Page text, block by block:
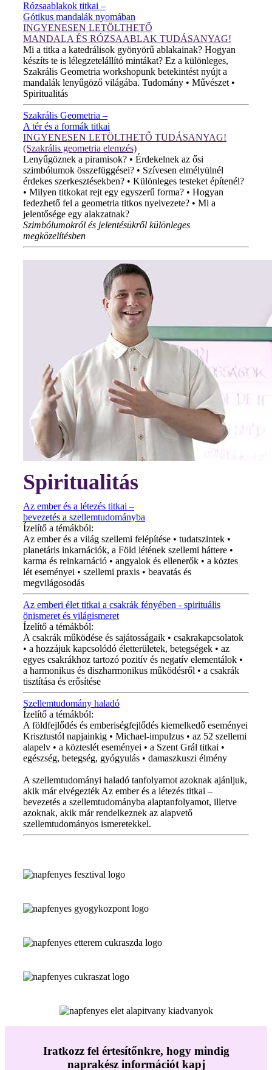
Rózsaablakok titkai –
Gótikus mandalák nyomában
INGYENESEN LETÖLTHETŐ
MANDALA ÉS RÓZSAABLAK TUDÁSANYAG!
Mi a titka a katedrálisok gyönyörű ablakainak? Hogyan
készíts te is lélegzetelállító mintákat? Ez a különleges,
Szakrális Geometria workshopunk betekintést nyújt a
mandalák lenyűgöző világába. Tudomány • Művészet •
Spiritualitás
Szakrális Geometria –
A tér és a formák titkai
INGYENESEN LETÖLTHETŐ TUDÁSANYAG!
(Szakrális geometria elemzés)
Lenyűgöznek a piramisok? • Érdekelnek az ősi
szimbólumok összefüggései? • Szívesen elmélyülnél
érdekes szerkesztésekben? • Különleges testeket építenél?
• Milyen titkokat rejt egy egyszerű forma? • Hogyan
fedezhető fel a geometria titkos nyelvezete? • Mi a
jelentősége egy alakzatnak?
Szimbólumokról és jelentésükről különleges
megközelítésben
Spiritualitás
Az ember és a létezés titkai –
bevezetés a szellemtudományba
Ízelítő a témákból:
Az ember és a világ szellemi felépítése • tudatszintek •
planetáris inkarnációk, a Föld létének szellemi háttere •
karma és reinkarnáció • angyalok és ellenerők • a köztes
lét eseményei • szellemi praxis • beavatás és
megvilágosodás
Az emberi élet titkai a csakrák fényében - spirituális
önismeret és világismeret
Ízelítő a témákból:
A csakrák működése és sajátosságaik • csakrakapcsolatok
• a hozzájuk kapcsolódó életterületek, betegségek • az
egyes csakrákhoz tartozó pozitív és negatív elementálok •
a harmonikus és diszharmonikus működésről • a csakrák
tisztítása és erősítése
Szellemtudomány haladó
Ízelítő a témákból:
A földfejlődés és emberiségfejlődés kiemelkedő eseményei
Krisztustól napjainkig • Michael-impulzus • az 52 szellemi
alapelv • a közteslét eseményei • a Szent Grál titkai •
egészség, betegség, gyógyulás • damaszkuszi élmény
A szellemtudományi haladó tanfolyamot azoknak ajánljuk,
akik már elvégezték Az ember és a létezés titkai –
bevezetés a szellemtudományba alaptanfolyamot, illetve
azoknak, akik már rendelkeznek az alapvető
szellemtudományos ismeretekkel.
Iratkozz fel értesítőnkre, hogy mindig
naprakész információt kapj